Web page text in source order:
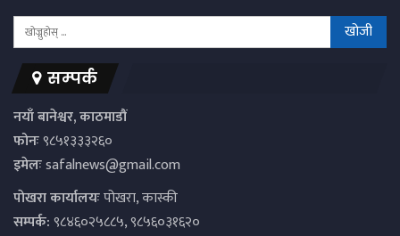
सम्पर्क
नयाँ बानेश्वर, काठमाडौं
फोनः९८५१३३३२६०
इमेलःsafalnews@gmail.com
पाेखरा कार्यालयःपोखरा, कास्की
सम्पर्क:९८४६०२५८८५, ९८५६०३१६२०